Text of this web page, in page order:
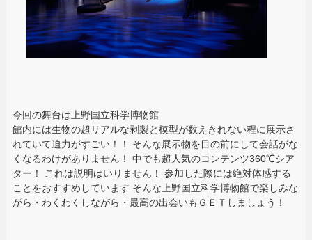
今回の舞台は上野国立科学博物館
館内には生物の超リアルな剥製と模型が数えきれない程に展示さ
れていて迫力がすごい！！ そんな展示物を目の前にして会話がな
くなるわけがありません！ 中でも超人気のコンテンツ360℃シア
ター！ これは説明はいりません！ 参加した際には絶対体感する
ことをおすすめしています そんな上野国立科学博物館で楽しみな
がら・わくわくしながら・最高の出会いもＧＥＴしましょう！